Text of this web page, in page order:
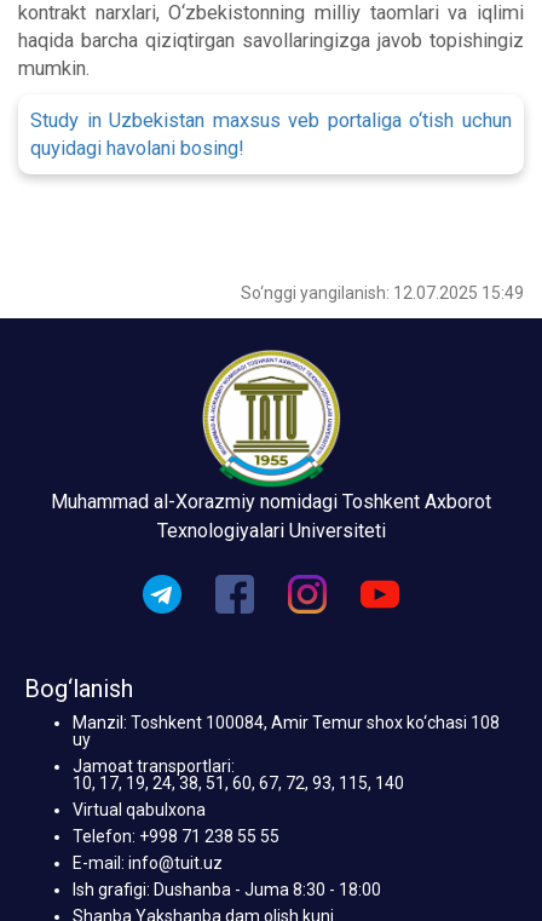
kontrakt narxlari, O‘zbekistonning milliy taomlari va iqlimi
haqida barcha qiziqtirgan savollaringizga javob topishingiz
mumkin.
Study in Uzbekistan maxsus veb portaliga o‘tish uchun
quyidagi havolani bosing!
So‘nggi yangilanish: 12.07.2025 15:49
Muhammad al-Xorazmiy nomidagi Toshkent Axborot
Texnologiyalari Universiteti
Bog‘lanish
Manzil: Toshkent 100084, Amir Temur shox ko‘chasi 108
uy
Jamoat transportlari:
10, 17, 19, 24, 38, 51, 60, 67, 72, 93, 115, 140
Virtual qabulxona
Telefon: +998 71 238 55 55
E-mail: info@tuit.uz
Ish grafigi: Dushanba - Juma 8:30 - 18:00
Shanba Yakshanba dam olish kuni